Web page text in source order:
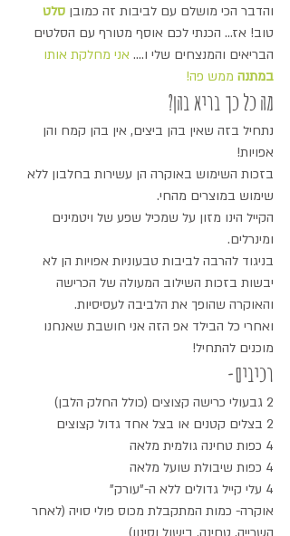
והדבר הכי מושלם עם לביבות זה כמובן סלט
טוב! אז... הכנתי לכם אוסף מטורף עם הסלטים
הבריאים והמנצחים שלי ו.... אני מחלקת אותו
במתנה ממש פה!
מה כל כך בריא בהן?
נתחיל בזה שאין בהן ביצים, אין בהן קמח והן
אפויות!
בזכות השימוש באוקרה הן עשירות בחלבון ללא
שימוש במוצרים מהחי.
הקייל הינו מזון על שמכיל שפע של ויטמינים
ומינרלים.
בניגוד להרבה לביבות טבעוניות אפויות הן לא
יבשות בזכות השילוב המעולה של הכרישה
והאוקרה שהופך את הלביבה לעסיסיות.
ואחרי כל הבילד אפ הזה אני חושבת שאנחנו
מוכנים להתחיל!
רכיבים-
2 גבעולי כרישה קצוצים (כולל החלק הלבן)
2 בצלים קטנים או בצל אחד גדול קצוצים
4 כפות טחינה גולמית מלאה
4 כפות שיבולת שועל מלאה
4 עלי קייל גדולים ללא ה-"עורק"
אוקרה- כמות המתקבלת מכוס פולי סויה (לאחר